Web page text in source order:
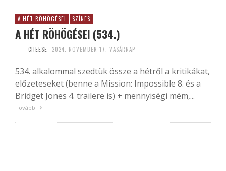
A HÉT RÖHÖGÉSEI SZÍNES
A HÉT RÖHÖGÉSEI (534.)
CHEESE 2024. NOVEMBER 17. VASÁRNAP
534. alkalommal szedtük össze a hétről a kritikákat,
előzeteseket (benne a Mission: Impossible 8. és a
Bridget Jones 4. trailere is) + mennyiségi mém,...
Tovább